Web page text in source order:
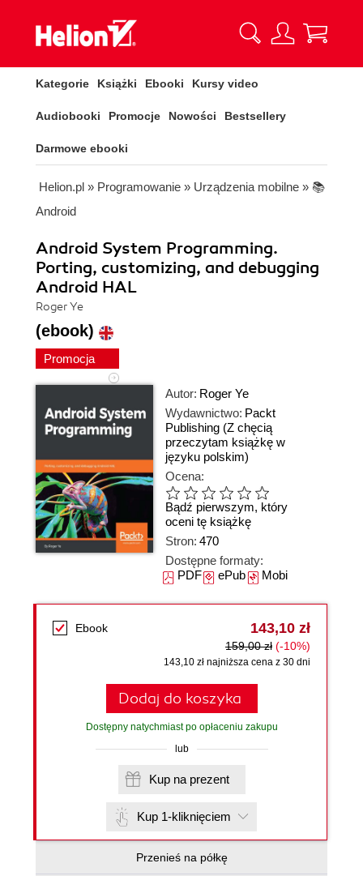
Kategorie Książki Ebooki Kursy video
Audiobooki Promocje Nowości Bestsellery
Darmowe ebooki
Helion.pl » Programowanie » Urządzenia mobilne » 📚
Android
Android System Programming.
Porting, customizing, and debugging
Android HAL
Roger Ye
(ebook)
Promocja
Autor: Roger Ye
Wydawnictwo: Packt
Publishing (Z chęcią
przeczytam książkę w
języku polskim)
Ocena:
Bądź pierwszym, który
oceni tę książkę
Stron: 470
Dostępne formaty:
PDFePubMobi
Ebook 143,10 zł
159,00 zł (-10%)
143,10 zł najniższa cena z 30 dni
Dodaj do koszyka
Dostępny natychmiast po opłaceniu zakupu
lub
Kup na prezent
Kup 1-kliknięciem
Przenieś na półkę